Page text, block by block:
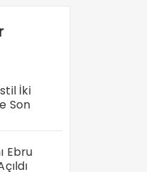
İki
Son
Ebru